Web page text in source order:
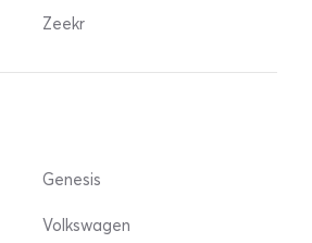
Zeekr
Genesis
Volkswagen